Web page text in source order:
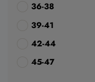
36-38
39-41
42-44
45-47